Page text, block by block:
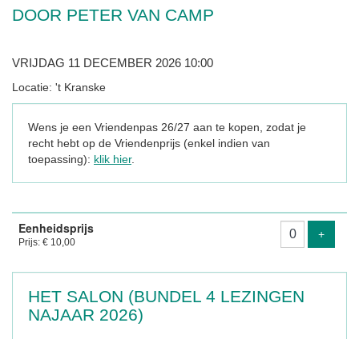
DOOR PETER VAN CAMP
VRIJDAG 11 DECEMBER 2026 10:00
Locatie: 't Kranske
Wens je een Vriendenpas 26/27 aan te kopen, zodat je
recht hebt op de Vriendenprijs (enkel indien van
toepassing): klik hier.
Aantal
Eenheidsprijs
Prijs: € 10,00
+Voeg
HET SALON (BUNDEL 4 LEZINGEN
NAJAAR 2026)